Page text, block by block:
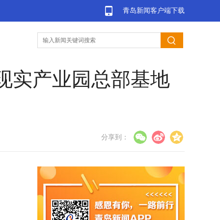
青岛新闻客户端下载
实产业园总部基地
分享到：